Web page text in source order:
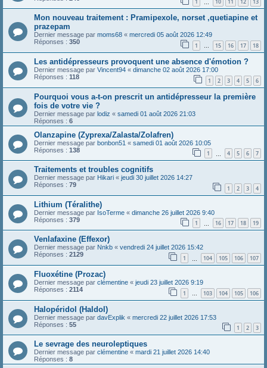
1 10 11 12 13
Mon nouveau traitement : Pramipexole, norset ,quetiapine et
prazepam
Dernier message par moms68 « mercredi 05 août 2026 12:49
Réponses : 350 1 … 15 16 17 18
Les antidépresseurs provoquent une absence d'émotion ?
Dernier message par Vincent94 « dimanche 02 août 2026 17:00
Réponses : 118 1 2 3 4 5 6
Pourquoi vous a-t-on prescrit un antidépresseur la première
fois de votre vie ?
Dernier message par lodiz « samedi 01 août 2026 21:03
Réponses : 6
Olanzapine (Zyprexa/Zalasta/Zolafren)
Dernier message par bonbon51 « samedi 01 août 2026 10:05
Réponses : 138 1 4 5 6 7
Traitements et troubles cognitifs
Dernier message par Hikari « jeudi 30 juillet 2026 14:27
Réponses : 79 1 2 3 4
Lithium (Téralithe)
Dernier message par IsoTerme « dimanche 26 juillet 2026 9:40
Réponses : 379 1 16 17 18 19
Venlafaxine (Effexor)
Dernier message par Nnkb « vendredi 24 juillet 2026 15:42
Réponses : 2129 1 104 105 106 107
Fluoxétine (Prozac)
Dernier message par clémentine « jeudi 23 juillet 2026 9:19
Réponses : 2114 1 … 103 104 105 106
Halopéridol (Haldol)
Dernier message par davExplik « mercredi 22 juillet 2026 17:53
Réponses : 55 1 2 3
Le sevrage des neuroleptiques
Dernier message par clémentine « mardi 21 juillet 2026 14:40
Réponses : 8